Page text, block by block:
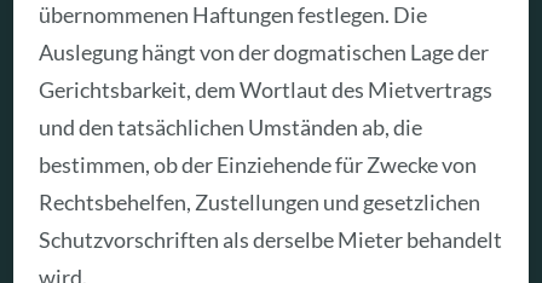
übernommenen Haftungen festlegen. Die
Auslegung hängt von der dogmatischen Lage der
Gerichtsbarkeit, dem Wortlaut des Mietvertrags
und den tatsächlichen Umständen ab, die
bestimmen, ob der Einziehende für Zwecke von
Rechtsbehelfen, Zustellungen und gesetzlichen
Schutzvorschriften als derselbe Mieter behandelt
wird.